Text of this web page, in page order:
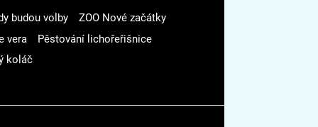
budou volby
ZOO Nové začátky
vera
Pěstování lichořeřišnice
koláč